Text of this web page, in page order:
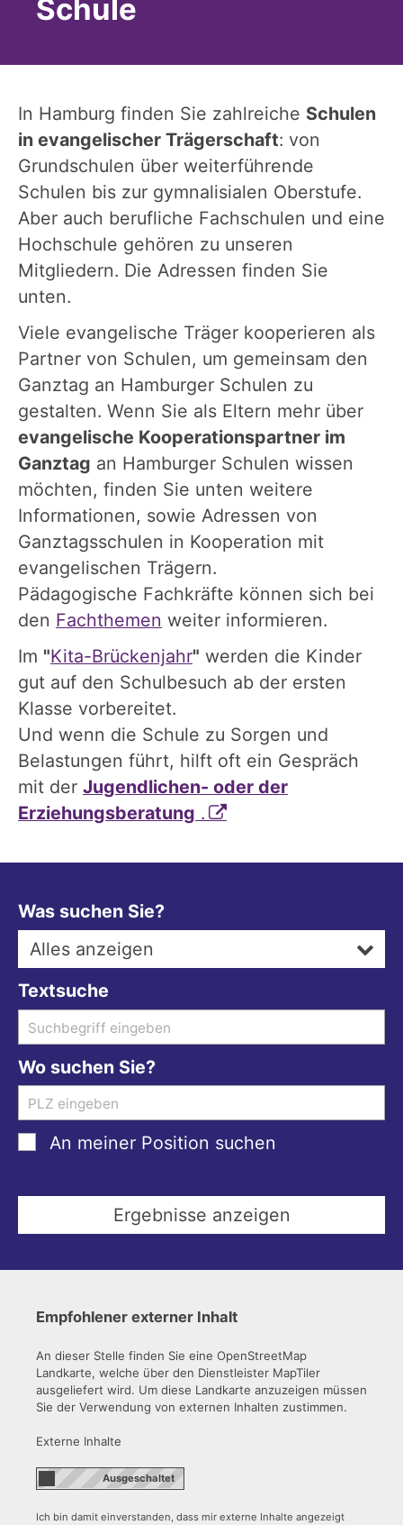
Schule
In Hamburg finden Sie zahlreiche Schulen
in evangelischer Trägerschaft: von
Grundschulen über weiterführende
Schulen bis zur gymnalisialen Oberstufe.
Aber auch berufliche Fachschulen und eine
Hochschule gehören zu unseren
Mitgliedern. Die Adressen finden Sie
unten.
Viele evangelische Träger kooperieren als
Partner von Schulen, um gemeinsam den
Ganztag an Hamburger Schulen zu
gestalten. Wenn Sie als Eltern mehr über
evangelische Kooperationspartner im
Ganztag an Hamburger Schulen wissen
möchten, finden Sie unten weitere
Informationen, sowie Adressen von
Ganztagsschulen in Kooperation mit
evangelischen Trägern.
Pädagogische Fachkräfte können sich bei
den Fachthemen weiter informieren.
Im "Kita-Brückenjahr" werden die Kinder
gut auf den Schulbesuch ab der ersten
Klasse vorbereitet.
Und wenn die Schule zu Sorgen und
Belastungen führt, hilft oft ein Gespräch
mit der Jugendlichen- oder der
Erziehungsberatung .
Was suchen Sie?
Alles anzeigen
Textsuche
Wo suchen Sie?
An meiner Position suchen
Empfohlener externer Inhalt
An dieser Stelle finden Sie eine OpenStreetMap
Landkarte, welche über den Dienstleister MapTiler
ausgeliefert wird. Um diese Landkarte anzuzeigen müssen
Sie der Verwendung von externen Inhalten zustimmen.
Externe Inhalte
Ich bin damit einverstanden, dass mir externe Inhalte angezeigt